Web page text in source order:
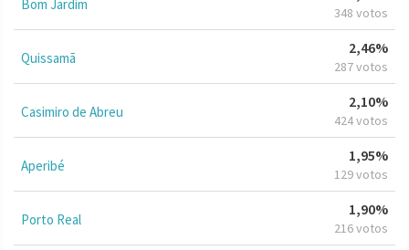
Bom Jardim 348 votos
Quissamã
2,46%
287 votos
Casimiro de Abreu
2,10%
424 votos
Aperibé
1,95%
129 votos
Porto Real
1,90%
216 votos